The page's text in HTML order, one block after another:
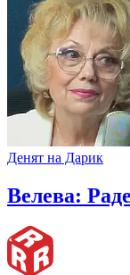
Денят на Дарик
Велева: